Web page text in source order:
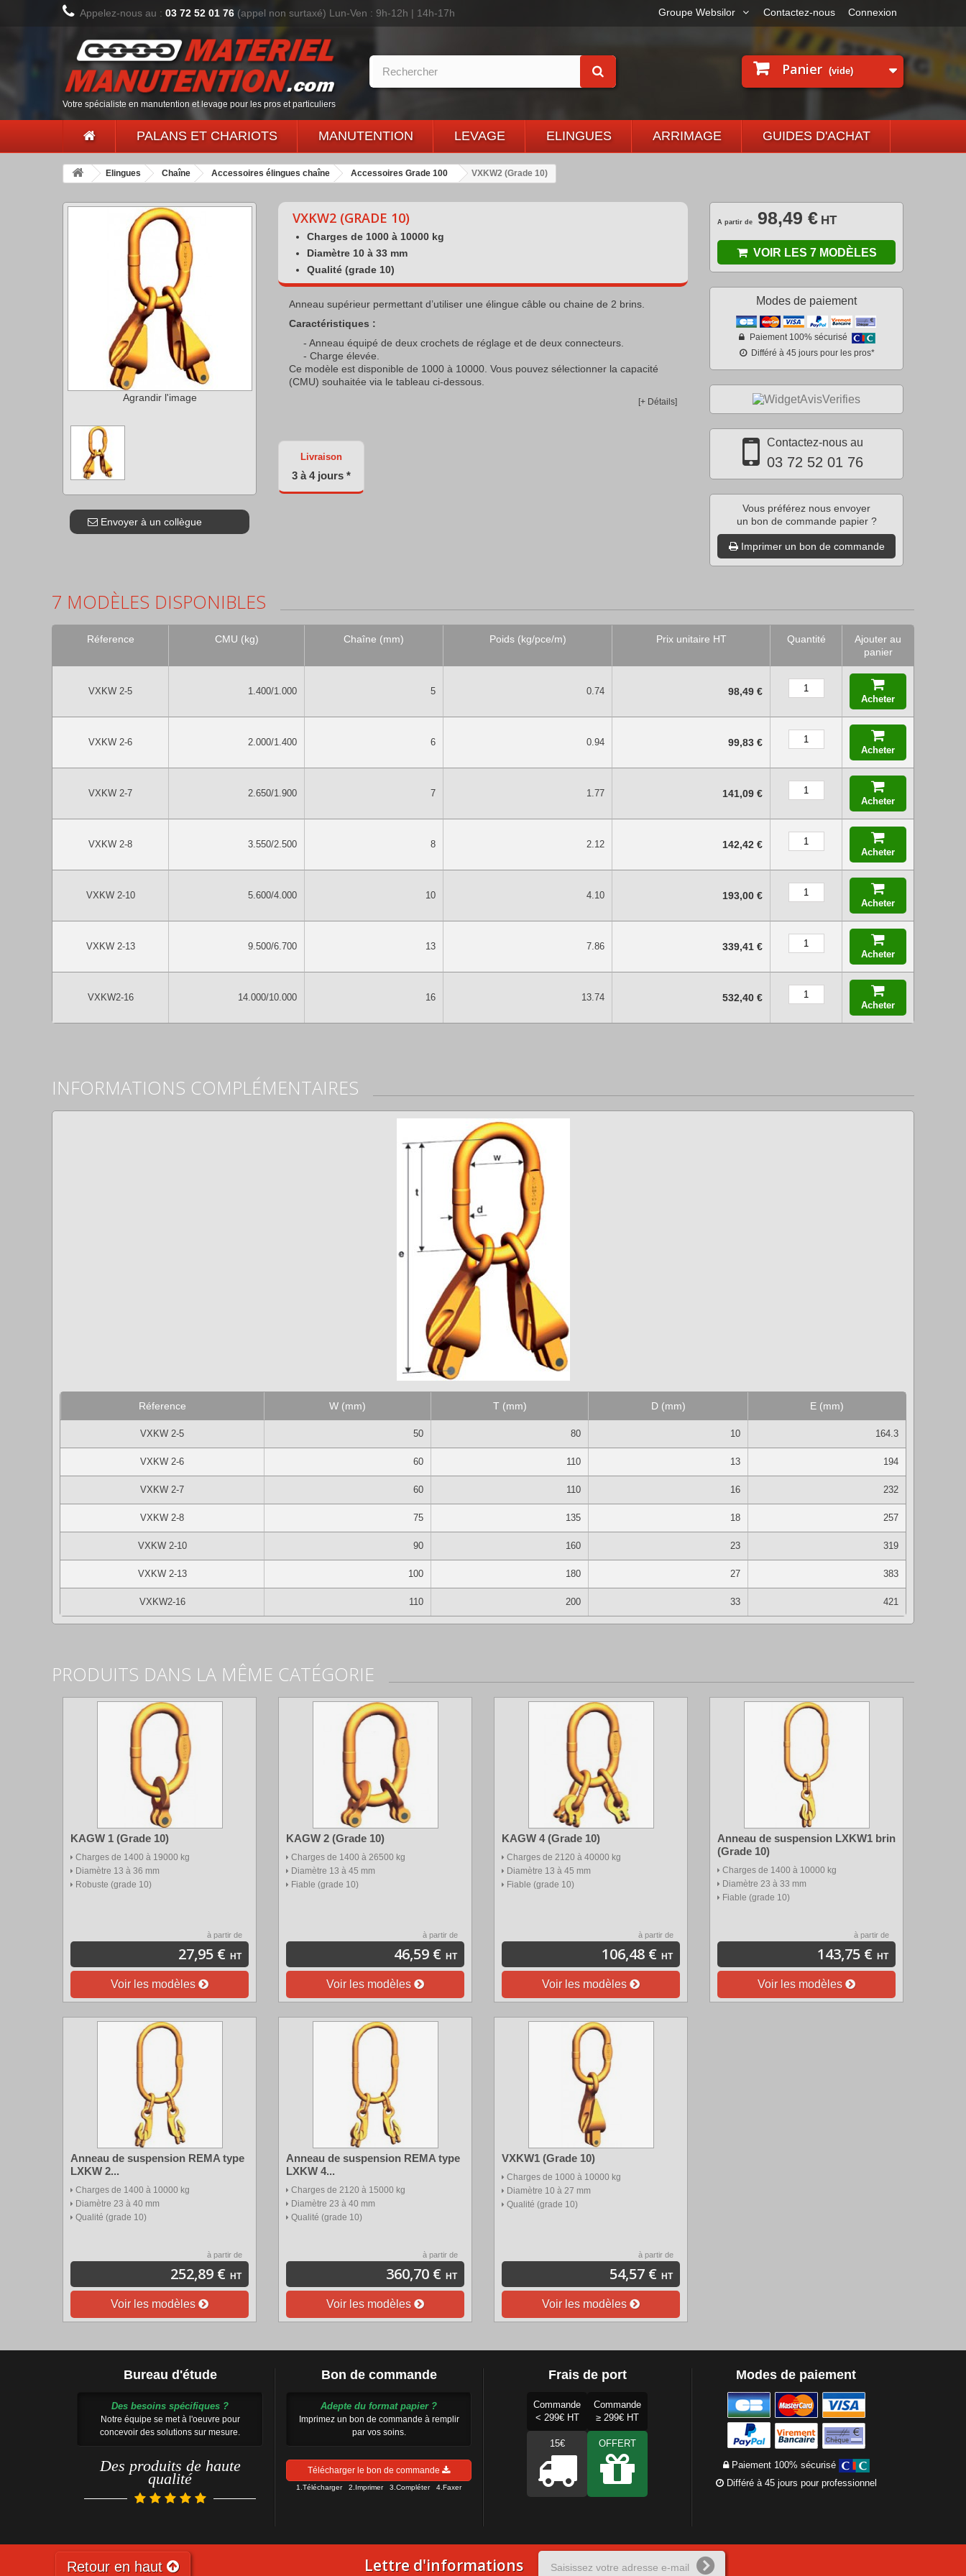
Connexion
Contactez-nous
Groupe Websilor
Appelez-nous au : 03 72 52 01 76 (appel non surtaxé) Lun-Ven : 9h-12h | 14h-17h
Votre spécialiste en manutention et levage pour les pros et particuliers
Panier (vide)
PALANS ET CHARIOTS MANUTENTION LEVAGE ELINGUES ARRIMAGE GUIDES D'ACHAT
Elingues Chaîne Accessoires élingues chaîne Accessoires Grade 100 VXKW2 (Grade 10)
Agrandir l'image
Envoyer à un collègue
VXKW2 (GRADE 10)
Charges de 1000 à 10000 kg
Diamètre 10 à 33 mm
Qualité (grade 10)
Anneau supérieur permettant d’utiliser une élingue câble ou chaine de 2 brins.
Caractéristiques :
Anneau équipé de deux crochets de réglage et de deux connecteurs.
Charge élevée.
Ce modèle est disponible de 1000 à 10000. Vous pouvez sélectionner la capacité
(CMU) souhaitée via le tableau ci-dessous.
[+ Détails]
Livraison
3 à 4 jours *
A partir de 98,49 € HT
VOIR LES 7 MODÈLES
Modes de paiement
Paiement 100% sécurisé
Différé à 45 jours pour les pros*
Contactez-nous au
03 72 52 01 76
Vous préférez nous envoyer
un bon de commande papier ?
Imprimer un bon de commande
7 MODÈLES DISPONIBLES
Réference CMU (kg) Chaîne (mm) Poids (kg/pce/m) Prix unitaire HT Quantité
Ajouter au
panier
VXKW 2-5 1.400/1.000 5 0.74 98,49 €
Acheter
VXKW 2-6 2.000/1.400 6 0.94 99,83 €
Acheter
VXKW 2-7 2.650/1.900 7 1.77 141,09 €
Acheter
VXKW 2-8 3.550/2.500 8 2.12 142,42 €
Acheter
VXKW 2-10 5.600/4.000 10 4.10 193,00 €
Acheter
VXKW 2-13 9.500/6.700 13 7.86 339,41 €
Acheter
VXKW2-16 14.000/10.000 16 13.74 532,40 €
Acheter
INFORMATIONS COMPLÉMENTAIRES
Réference W (mm) T (mm) D (mm) E (mm)
VXKW 2-5 50 80 10 164.3
VXKW 2-6 60 110 13 194
VXKW 2-7 60 110 16 232
VXKW 2-8 75 135 18 257
VXKW 2-10 90 160 23 319
VXKW 2-13 100 180 27 383
VXKW2-16 110 200 33 421
PRODUITS DANS LA MÊME CATÉGORIE
KAGW 1 (Grade 10)
Charges de 1400 à 19000 kg
Diamètre 13 à 36 mm
Robuste (grade 10)
à partir de
27,95 € HT
Voir les modèles
KAGW 2 (Grade 10)
Charges de 1400 à 26500 kg
Diamètre 13 à 45 mm
Fiable (grade 10)
à partir de
46,59 € HT
Voir les modèles
KAGW 4 (Grade 10)
Charges de 2120 à 40000 kg
Diamètre 13 à 45 mm
Fiable (grade 10)
à partir de
106,48 € HT
Voir les modèles
Anneau de suspension LXKW1 brin
(Grade 10)
Charges de 1400 à 10000 kg
Diamètre 23 à 33 mm
Fiable (grade 10)
à partir de
143,75 € HT
Voir les modèles
Anneau de suspension REMA type
LXKW 2...
Charges de 1400 à 10000 kg
Diamètre 23 à 40 mm
Qualité (grade 10)
à partir de
252,89 € HT
Voir les modèles
Anneau de suspension REMA type
LXKW 4...
Charges de 2120 à 15000 kg
Diamètre 23 à 40 mm
Qualité (grade 10)
à partir de
360,70 € HT
Voir les modèles
VXKW1 (Grade 10)
Charges de 1000 à 10000 kg
Diamètre 10 à 27 mm
Qualité (grade 10)
à partir de
54,57 € HT
Voir les modèles
Bureau d'étude
Des besoins spécifiques ?
Notre équipe se met à l'oeuvre pour
concevoir des solutions sur mesure.
Des produits de haute
qualité
Bon de commande
Adepte du format papier ?
Imprimez un bon de commande à remplir
par vos soins.
Télécharger le bon de commande
1.Télécharger 2.Imprimer 3.Compléter 4.Faxer
Frais de port
Commande
< 299€ HT
Commande
≥ 299€ HT
15€ OFFERT
Modes de paiement
Paiement 100% sécurisé
Différé à 45 jours pour professionnel
Retour en haut Lettre d'informations